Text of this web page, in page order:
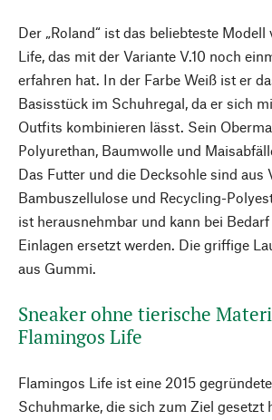
Der „Roland“ ist das beliebteste
Life, das mit der Variante V.10 noch
erfahren hat. In der Farbe Weiß ist er
Basisstück im Schuhregal, da er sich
Outfits kombinieren lässt. Sein
Polyurethan, Baumwolle und
Das Futter und die Decksohle sind aus
Bambuszellulose und Recycling-
ist herausnehmbar und kann bei
Einlagen ersetzt werden. Die griffige
aus Gummi.
Sneaker ohne tierische
Flamingos Life
Flamingos Life ist eine 2015
Schuhmarke, die sich zum Ziel gesetzt